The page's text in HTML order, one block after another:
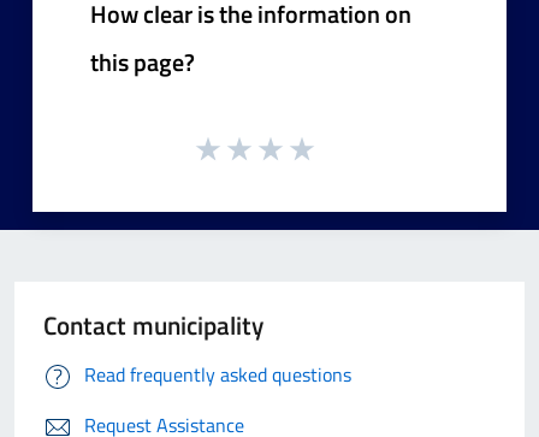
How clear is the information on
this page?
Contact municipality
Read frequently asked questions
Request Assistance